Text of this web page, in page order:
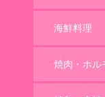
海鮮料理
焼肉・ホル